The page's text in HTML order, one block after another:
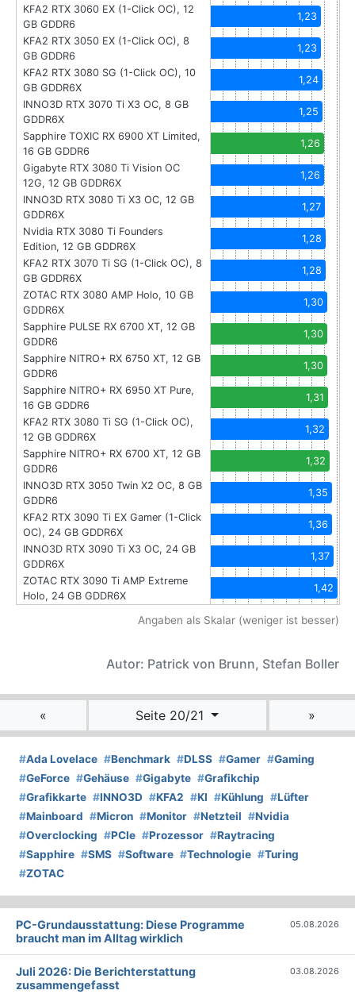
KFA2 RTX 3060 EX (1-Click OC), 12
GB GDDR6
1,23
KFA2 RTX 3050 EX (1-Click OC), 8
GB GDDR6
1,23
KFA2 RTX 3080 SG (1-Click OC), 10
GB GDDR6X
1,24
INNO3D RTX 3070 Ti X3 OC, 8 GB
GDDR6X
1,25
Sapphire TOXIC RX 6900 XT Limited,
16 GB GDDR6
1,26
Gigabyte RTX 3080 Ti Vision OC
12G, 12 GB GDDR6X
1,26
INNO3D RTX 3080 Ti X3 OC, 12 GB
GDDR6X
1,27
Nvidia RTX 3080 Ti Founders
Edition, 12 GB GDDR6X
1,28
KFA2 RTX 3070 Ti SG (1-Click OC), 8
GB GDDR6X
1,28
ZOTAC RTX 3080 AMP Holo, 10 GB
GDDR6X
1,30
Sapphire PULSE RX 6700 XT, 12 GB
GDDR6
1,30
Sapphire NITRO+ RX 6750 XT, 12 GB
GDDR6
1,30
Sapphire NITRO+ RX 6950 XT Pure,
16 GB GDDR6
1,31
KFA2 RTX 3080 Ti SG (1-Click OC),
12 GB GDDR6X
1,32
Sapphire NITRO+ RX 6700 XT, 12 GB
GDDR6
1,32
INNO3D RTX 3050 Twin X2 OC, 8 GB
GDDR6
1,35
KFA2 RTX 3090 Ti EX Gamer (1-Click
OC), 24 GB GDDR6X
1,36
INNO3D RTX 3090 Ti X3 OC, 24 GB
GDDR6X
1,37
ZOTAC RTX 3090 Ti AMP Extreme
Holo, 24 GB GDDR6X
1,42
Angaben als Skalar (weniger ist besser)
Autor: Patrick von Brunn, Stefan Boller
« Seite 20/21 »
#Ada Lovelace #Benchmark #DLSS #Gamer #Gaming
#GeForce #Gehäuse #Gigabyte #Grafikchip
#Grafikkarte #INNO3D #KFA2 #KI #Kühlung #Lüfter
#Mainboard #Micron #Monitor #Netzteil #Nvidia
#Overclocking #PCIe #Prozessor #Raytracing
#Sapphire #SMS #Software #Technologie #Turing
#ZOTAC
PC-Grundausstattung: Diese Programme
braucht man im Alltag wirklich
05.08.2026
Juli 2026: Die Bericht­erstattung
zusammengefasst
03.08.2026